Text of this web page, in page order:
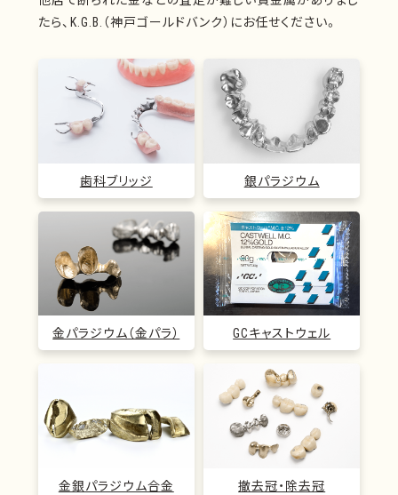
たら、K.G.B.（神戸ゴールドバンク）にお任せください。
歯科ブリッジ 銀パラジウム
金パラジウム（金パラ） GCキャストウェル
金銀パラジウム合金 撤去冠・除去冠